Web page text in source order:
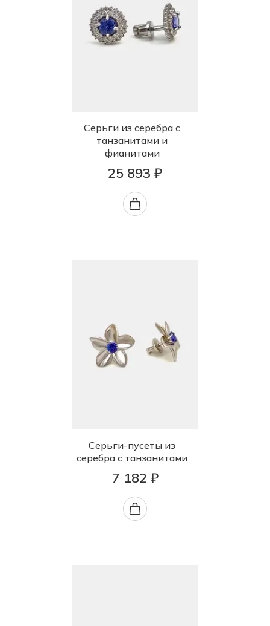
Серьги из серебра с
танзанитами и
фианитами
25 893 ₽
Серьги-пусеты из
серебра с танзанитами
7 182 ₽